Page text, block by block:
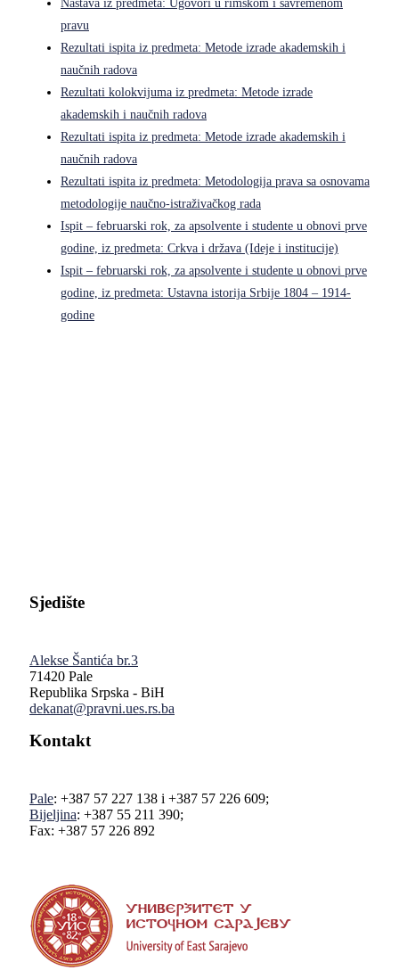
Nastava iz predmeta: Ugovori u rimskom i savremenom
pravu
Rezultati ispita iz predmeta: Metode izrade akademskih i
naučnih radova
Rezultati kolokvijuma iz predmeta: Metode izrade
akademskih i naučnih radova
Rezultati ispita iz predmeta: Metode izrade akademskih i
naučnih radova
Rezultati ispita iz predmeta: Metodologija prava sa osnovama
metodologije naučno-istraživačkog rada
Ispit – februarski rok, za apsolvente i studente u obnovi prve
godine, iz predmeta: Crkva i država (Ideje i institucije)
Ispit – februarski rok, za apsolvente i studente u obnovi prve
godine, iz predmeta: Ustavna istorija Srbije 1804 – 1914-
godine
Sjedište
Alekse Šantića br.3
71420 Pale
Republika Srpska - BiH
dekanat@pravni.ues.rs.ba
Kontakt
Pale: +387 57 227 138 i +387 57 226 609;
Bijeljina: +387 55 211 390;
Fax: +387 57 226 892